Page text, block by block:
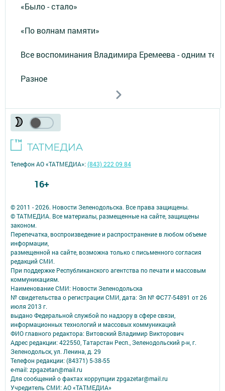
«Было - стало»
«По волнам памяти»
Все воспоминания Владимира Еремеева - одним
Разное
© 2011 - 2026. Новости Зеленодольска. Все права защищены.
© ТАТМЕДИА. Все материалы, размещенные на сайте, защищены
законом.
Перепечатка, воспроизведение и распространение в любом объеме
информации,
размещенной на сайте, возможна только с письменного согласия
редакций СМИ.
При поддержке Республиканского агентства по печати и массовым
коммуникациям.
Наименование СМИ: Новости Зеленодольска
№ свидетельства о регистрации СМИ, дата: Эл № ФС77-54891 от 26
июля 2013 г.
выдано Федеральной службой по надзору в сфере связи,
информационных технологий и массовых коммуникаций
ФИО главного редактора: Витовский Владимир Викторович
Адрес редакции: 422550, Татарстан Респ., Зеленодольский р-н, г.
Зеленодольск, ул. Ленина, д. 29
Телефон редакции: (84371) 5-38-55
e-mail: zpgazetan@mail.ru
Для сообщений о фактах коррупции zpgazetar@mail.ru
Учредитель СМИ: АО «ТАТМЕДИА»
Телефон АО «ТАТМЕДИА»:(843) 222 09 84
16+